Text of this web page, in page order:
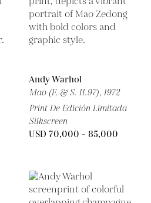
Andy Warhol
Mao (F. & S. II.97), 1972
Print De Edición Limitada
Silkscreen
USD 70,000 - 85,000